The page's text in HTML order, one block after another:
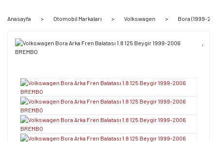
Anasayfa Otomobil Markaları Volkswagen Bora (1999-